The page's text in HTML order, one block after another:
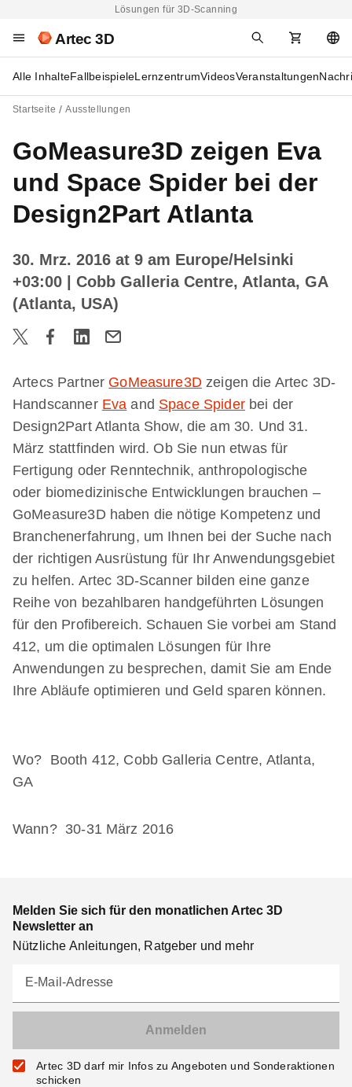
Lösungen für 3D-Scanning
Artec 3D
Alle InhalteFallbeispieleLernzentrumVideosVeranstaltungen
Startseite Ausstellungen
GoMeasure3D zeigen Eva
und Space Spider bei der
Design2Part Atlanta
30. Mrz. 2016 at 9 am Europe/Helsinki
+03:00
| Cobb Galleria Centre, Atlanta, GA
(Atlanta, USA)
Artecs Partner GoMeasure3Dzeigen die Artec 3D-
Handscanner Eva and Space Spiderbei der
Design2Part Atlanta Show, die am 30. Und 31.
März stattfinden wird. Ob Sie nun etwas für
Fertigung oder Renntechnik, anthropologische
oder biomedizinische Entwicklungen brauchen –
GoMeasure3D haben die nötige Kompetenz und
Branchenerfahrung, um Ihnen bei der Suche nach
der richtigen Ausrüstung für Ihr Anwendungsgebiet
zu helfen. Artec 3D-Scanner bilden eine ganze
Reihe von bezahlbaren handgeführten Lösungen
für den Profibereich. Schauen Sie vorbei am Stand
412, um die optimalen Lösungen für Ihre
Anwendungen zu besprechen, damit Sie am Ende
Ihre Abläufe optimieren und Geld sparen können.
Wo? Booth 412, Cobb Galleria Centre, Atlanta,
GA
Wann? 30-31 März 2016
Melden Sie sich für den monatlichen Artec 3D
Newsletter an
Nützliche Anleitungen, Ratgeber und mehr
E-Mail-Adresse
Artec 3D darf mir Infos zu Angeboten und Sonderaktionen
schicken